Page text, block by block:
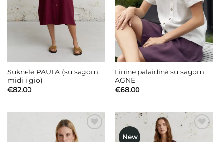
Suknelė PAULA (su sagom,
midi ilgio)
€82.00
Lininė palaidinė su sagom
AGNĖ
€68.00
New